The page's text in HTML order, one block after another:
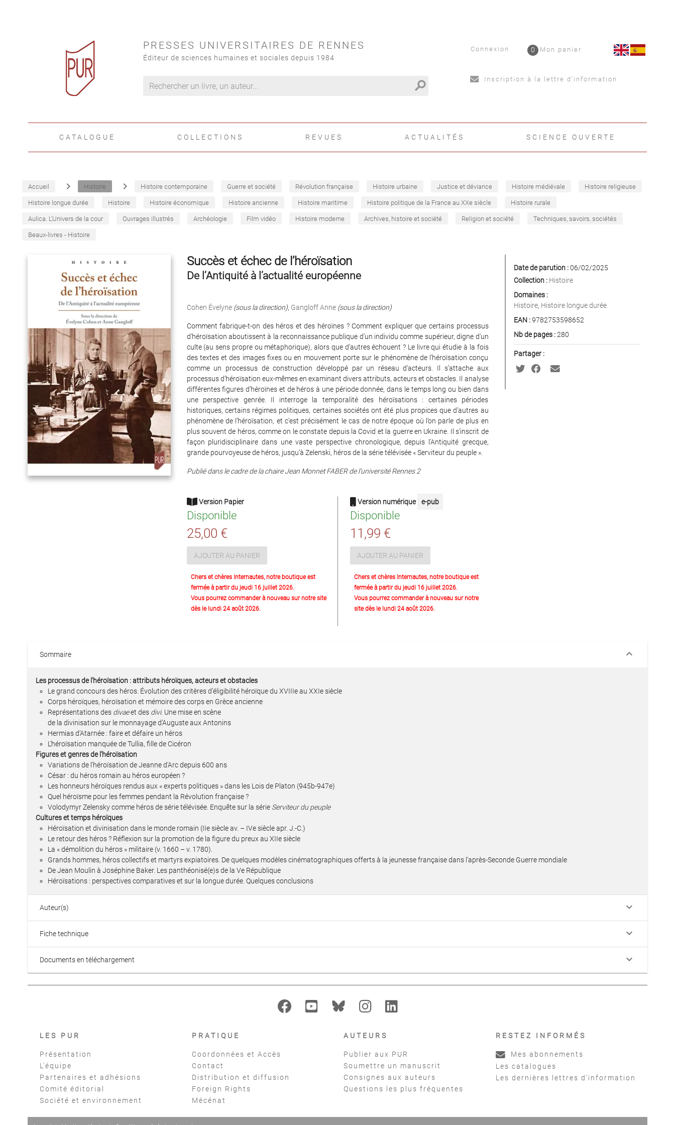
PRESSES UNIVERSITAIRES DE RENNES
Éditeur de sciences humaines et sociales depuis 1984
search
Connexion Mon panier
0
Inscription à la lettre d'information
CATALOGUE COLLECTIONS REVUES ACTUALITÉS SCIENCE OUVERTE
Accueil navigate_next Histoire navigate_next Histoire contemporaine Guerre et société Révolution française Histoire urbaine Justice et déviance Histoire médiévale Histoire religieuse
Histoire longue durée Histoire Histoire économique Histoire ancienne Histoire maritime Histoire politique de la France au XXe siècle Histoire rurale
Aulica. L'Univers de la cour Ouvrages illustrés Archéologie Film vidéo Histoire moderne Archives, histoire et société Religion et société Techniques, savoirs, sociétés
Beaux-livres - Histoire
Succès et échec de l’héroïsation
De l’Antiquité à l’actualité européenne
Cohen Évelyne (sous la direction), Gangloff Anne (sous la direction)
Comment fabrique-t-on des héros et des héroïnes ? Comment expliquer que certains processus
d’héroïsation aboutissent à la reconnaissance publique d’un individu comme supérieur, digne d’un
culte (au sens propre ou métaphorique), alors que d’autres échouent ? Le livre qui étudie à la fois
des textes et des images fixes ou en mouvement porte sur le phénomène de l’héroïsation conçu
comme un processus de construction développé par un réseau d’acteurs. Il s’attache aux
processus d’héroïsation eux-mêmes en examinant divers attributs, acteurs et obstacles. Il analyse
différentes figures d’héroïnes et de héros à une période donnée, dans le temps long ou bien dans
une perspective genrée. Il interroge la temporalité des héroïsations : certaines périodes
historiques, certains régimes politiques, certaines sociétés ont été plus propices que d’autres au
phénomène de l’héroïsation, et c’est précisément le cas de notre époque où l’on parle de plus en
plus souvent de héros, comme on le constate depuis la Covid et la guerre en Ukraine. Il s’inscrit de
façon pluridisciplinaire dans une vaste perspective chronologique, depuis l’Antiquité grecque,
grande pourvoyeuse de héros, jusqu’à Zelenski, héros de la série télévisée « Serviteur du peuple ».
Publié dans le cadre de la chaire Jean Monnet FABER de l’université Rennes 2
Version Papier
Disponible
25,00 €
AJOUTER AU PANIER
Chers et chères Internautes, notre boutique est
fermée à partir du jeudi 16 juillet 2026.
Vous pourrez commander à nouveau sur notre site
dès le lundi 24 août 2026.
Version numérique e-pub
Disponible
11,99 €
AJOUTER AU PANIER
Chers et chères Internautes, notre boutique est
fermée à partir du jeudi 16 juillet 2026.
Vous pourrez commander à nouveau sur notre
site dès le lundi 24 août 2026.
Date de parution :06/02/2025
Collection : Histoire
Domaines :
Histoire, Histoire longue durée
EAN :9782753598652
Nb de pages :280
Partager :
Sommaire keyboard_arrow_down
Les processus de l'héroïsation : attributs héroïques, acteurs et obstacles
Le grand concours des héros. Évolution des critères d’éligibilité héroïque du XVIIIe au XXIe siècle
Corps héroïques, héroïsation et mémoire des corps en Grèce ancienne
Représentations des divaeet des divi. Une mise en scène
de la divinisation sur le monnayage d’Auguste aux Antonins
Hermias d’Atarnée : faire et défaire un héros
L’héroïsation manquée de Tullia, fille de Cicéron
Figures et genres de l'héroïsation
Variations de l’héroïsation de Jeanne d’Arc depuis 600 ans
César : du héros romain au héros européen ?
Les honneurs héroïques rendus aux « experts politiques » dans les Lois de Platon (945b-947e)
Quel héroïsme pour les femmes pendant la Révolution française ?
Volodymyr Zelensky comme héros de série télévisée. Enquête sur la série Serviteur du peuple
Cultures et temps héroïques
Héroïsation et divinisation dans le monde romain (IIe siècle av. – IVe siècle apr. J.-C.)
Le retour des héros ? Réflexion sur la promotion de la figure du preux au XIIe siècle
La « démolition du héros » militaire (v. 1660 – v. 1780).
Grands hommes, héros collectifs et martyrs expiatoires. De quelques modèles cinématographiques offerts à la jeunesse française dans l’après-Seconde Guerre mondiale
De Jean Moulin à Joséphine Baker. Les panthéonisé(e)s de la Ve République
Héroïsations : perspectives comparatives et sur la longue durée. Quelques conclusions
Auteur(s) keyboard_arrow_down
Fiche technique keyboard_arrow_down
Documents en téléchargement keyboard_arrow_down
LES PUR
Présentation
L'équipe
Partenaires et adhésions
Comité éditorial
Société et environnement
PRATIQUE
Coordonnées et Accès
Contact
Distribution et diffusion
Foreign Rights
Mécénat
AUTEURS
Publier aux PUR
Soumettre un manuscrit
Consignes aux auteurs
Questions les plus fréquentes
RESTEZ INFORMÉS
Mes abonnements
Les catalogues
Les dernières lettres d'information